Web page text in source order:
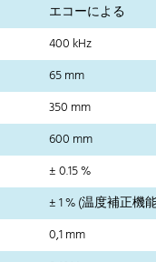
エコーによる
400 kHz
65 mm
350 mm
600 mm
± 0.15 %
± 1 % (温度補正機
0,1 mm